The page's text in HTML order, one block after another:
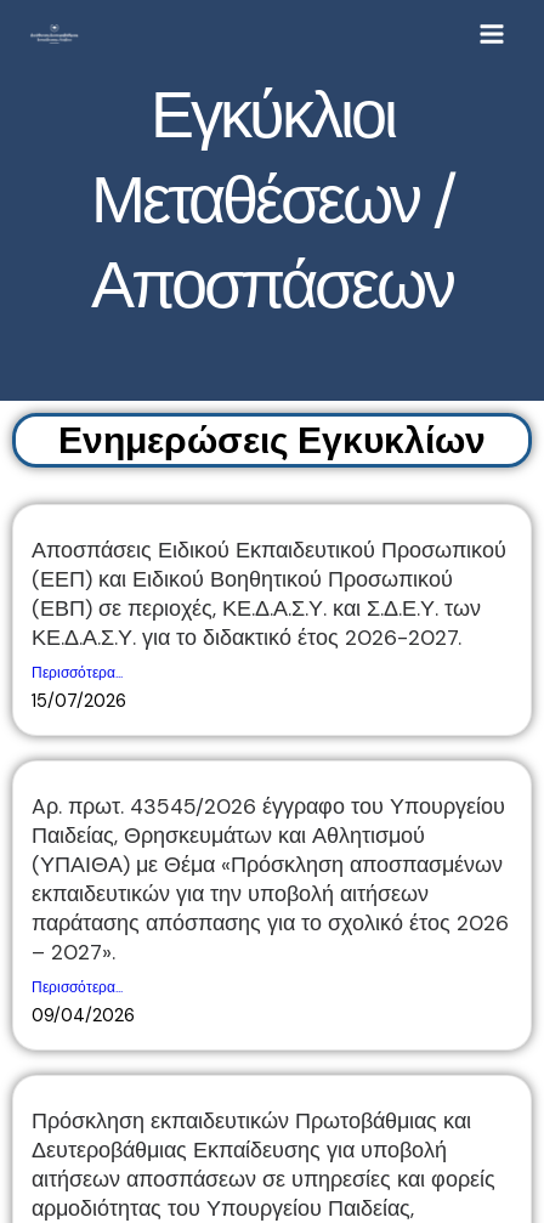
Εγκύκλιοι
Μεταθέσεων /
Αποσπάσεων
Ενημερώσεις Εγκυκλίων
Αποσπάσεις Ειδικού Εκπαιδευτικού Προσωπικού
(ΕΕΠ) και Ειδικού Βοηθητικού Προσωπικού
(ΕΒΠ) σε περιοχές, ΚΕ.Δ.Α.Σ.Υ. και Σ.Δ.Ε.Υ. των
ΚΕ.Δ.Α.Σ.Υ. για το διδακτικό έτος 2026-2027.
Περισσότερα...
15/07/2026
Aρ. πρωτ. 43545/2026 έγγραφο του Υπουργείου
Παιδείας, Θρησκευμάτων και Αθλητισμού
(ΥΠΑΙΘΑ) με Θέμα «Πρόσκληση αποσπασμένων
εκπαιδευτικών για την υποβολή αιτήσεων
παράτασης απόσπασης για το σχολικό έτος 2026
– 2027».
Περισσότερα...
09/04/2026
Πρόσκληση εκπαιδευτικών Πρωτοβάθμιας και
Δευτεροβάθμιας Εκπαίδευσης για υποβολή
αιτήσεων αποσπάσεων σε υπηρεσίες και φορείς
αρμοδιότητας του Υπουργείου Παιδείας,